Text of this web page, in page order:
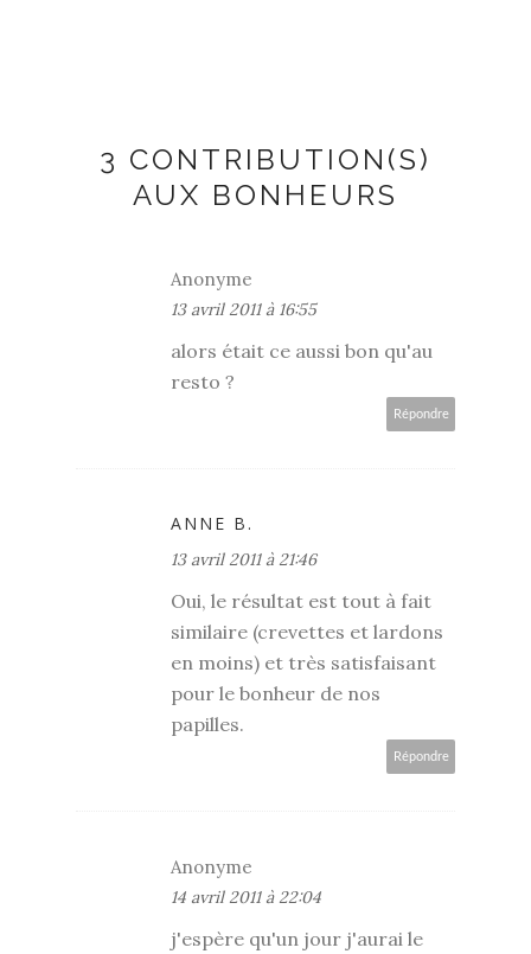
3 CONTRIBUTION(S)
AUX BONHEURS
Anonyme
13 avril 2011 à 16:55
alors était ce aussi bon qu'au
resto ?
Répondre
ANNE B.
13 avril 2011 à 21:46
Oui, le résultat est tout à fait
similaire (crevettes et lardons
en moins) et très satisfaisant
pour le bonheur de nos
papilles.
Répondre
Anonyme
14 avril 2011 à 22:04
j'espère qu'un jour j'aurai le